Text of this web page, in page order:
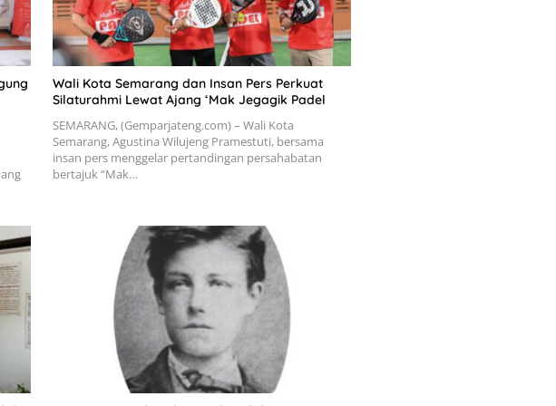
Wali Kota Semarang dan Insan Pers Perkuat
Silaturahmi Lewat Ajang ‘Mak Jegagik Padel
SEMARANG, (Gemparjateng.com) – Wali Kota
Semarang, Agustina Wilujeng Pramestuti, bersama
insan pers menggelar pertandingan persahabatan
bertajuk “Mak…